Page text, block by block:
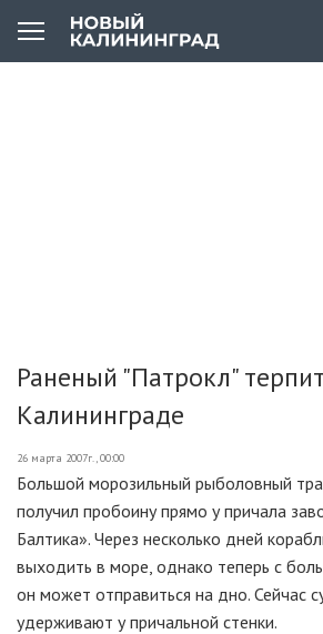
Раненый "Патрокл"
Калининграде
26 марта 2007г., 00:00
Большой морозильный рыболовный
получил пробоину прямо у причала
Балтика». Через несколько дней
выходить в море, однако теперь с
он может отправиться на дно. Сейчас
удерживают у причальной стенки.